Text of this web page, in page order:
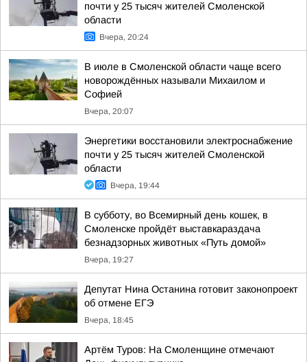
почти у 25 тысяч жителей Смоленской
области
Вчера, 20:24
В июле в Смоленской области чаще всего
новорождённых называли Михаилом и
Софией
Вчера, 20:07
Энергетики восстановили электроснабжение
почти у 25 тысяч жителей Смоленской
области
Вчера, 19:44
В субботу, во Всемирный день кошек, в
Смоленске пройдёт выставкараздача
безнадзорных животных «Путь домой»
Вчера, 19:27
Депутат Нина Останина готовит законопроект
об отмене ЕГЭ
Вчера, 18:45
Артём Туров: На Смоленщине отмечают